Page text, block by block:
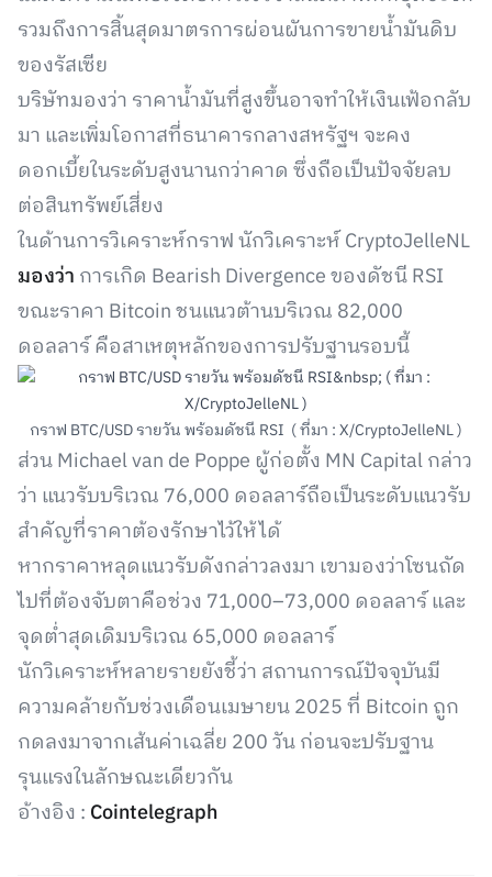
รวมถึงการสิ้นสุดมาตรการผ่อนผันการขายน้ำมันดิบ
ของรัสเซีย
บริษัทมองว่า ราคาน้ำมันที่สูงขึ้นอาจทำให้เงินเฟ้อกลับ
มา และเพิ่มโอกาสที่ธนาคารกลางสหรัฐฯ จะคง
ดอกเบี้ยในระดับสูงนานกว่าคาด ซึ่งถือเป็นปัจจัยลบ
ต่อสินทรัพย์เสี่ยง
ในด้านการวิเคราะห์กราฟ นักวิเคราะห์ CryptoJelleNL
มองว่า การเกิด Bearish Divergence ของดัชนี RSI
ขณะราคา Bitcoin ชนแนวต้านบริเวณ 82,000
ดอลลาร์ คือสาเหตุหลักของการปรับฐานรอบนี้
กราฟ BTC/USD รายวัน พร้อมดัชนี RSI ( ที่มา : X/CryptoJelleNL )
ส่วน Michael van de Poppe ผู้ก่อตั้ง MN Capital กล่าว
ว่า แนวรับบริเวณ 76,000 ดอลลาร์ถือเป็นระดับแนวรับ
สำคัญที่ราคาต้องรักษาไว้ให้ได้
หากราคาหลุดแนวรับดังกล่าวลงมา เขามองว่าโซนถัด
ไปที่ต้องจับตาคือช่วง 71,000–73,000 ดอลลาร์ และ
จุดต่ำสุดเดิมบริเวณ 65,000 ดอลลาร์
นักวิเคราะห์หลายรายยังชี้ว่า สถานการณ์ปัจจุบันมี
ความคล้ายกับช่วงเดือนเมษายน 2025 ที่ Bitcoin ถูก
กดลงมาจากเส้นค่าเฉลี่ย 200 วัน ก่อนจะปรับฐาน
รุนแรงในลักษณะเดียวกัน
อ้างอิง : Cointelegraph